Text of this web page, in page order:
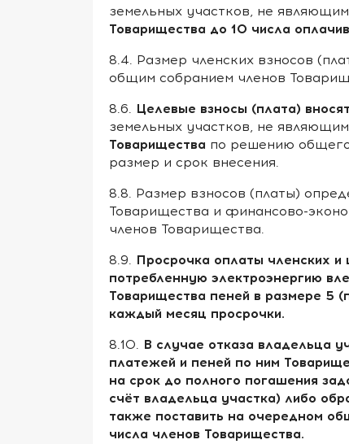
земельных участков, не
Товарищества до 10 числа
8.4. Размер членских взносов
общим собранием членов
8.6. Целевые взносы (плата)
земельных участков, не
Товарищества по решению
размер и срок внесения.
8.8. Размер взносов (платы)
Товарищества и финансово-
членов Товарищества.
8.9. Просрочка оплаты членских
потребленную электроэнергию
Товарищества пеней в размере 5
каждый месяц просрочки.
8.10. В случае отказа владельца
платежей и пеней по ним
на срок до полного погашения
счёт владельца участка) либо
также поставить на очередном
числа членов Товарищества.